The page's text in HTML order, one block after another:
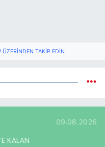
TAKIP EDIN
09.08.2026
KALAN